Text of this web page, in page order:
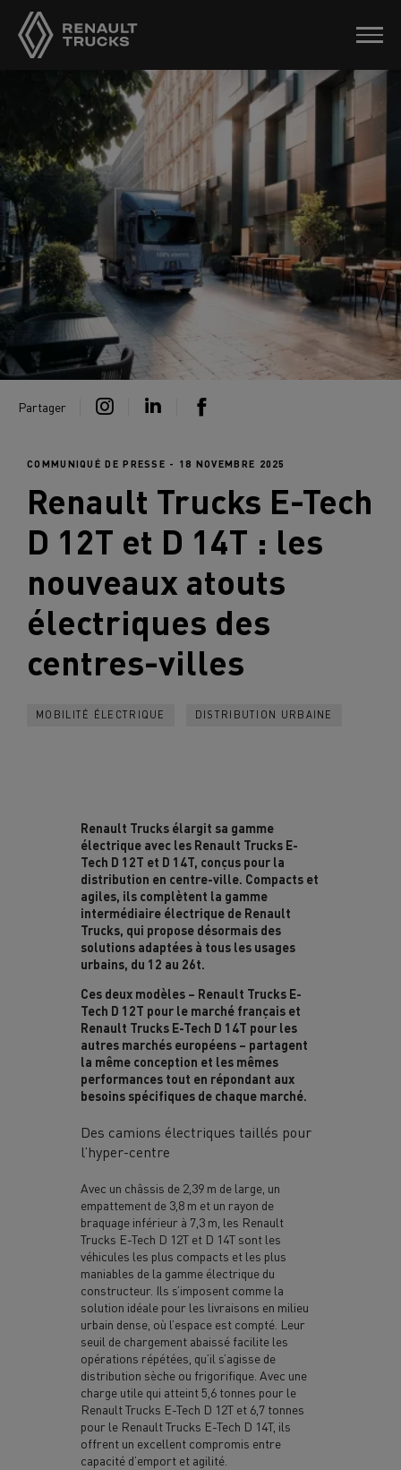
Partager
COMMUNIQUÉ DE PRESSE - 18 NOVEMBRE 2025
Renault Trucks E-Tech
D 12T et D 14T : les
nouveaux atouts
électriques des
centres-villes
MOBILITÉ ÉLECTRIQUE DISTRIBUTION URBAINE
Renault Trucks élargit sa gamme
électrique avec les Renault Trucks E-
Tech D 12T et D 14T, conçus pour la
distribution en centre-ville. Compacts et
agiles, ils complètent la gamme
intermédiaire électrique de Renault
Trucks, qui propose désormais des
solutions adaptées à tous les usages
urbains, du 12 au 26t.
Ces deux modèles – Renault Trucks E-
Tech D 12T pour le marché français et
Renault Trucks E-Tech D 14T pour les
autres marchés européens – partagent
la même conception et les mêmes
performances tout en répondant aux
besoins spécifiques de chaque marché.
Des camions électriques taillés pour
l’hyper-centre
Avec un châssis de 2,39 m de large, un
empattement de 3,8 m et un rayon de
braquage inférieur à 7,3 m, les Renault
Trucks E-Tech D 12T et D 14T sont les
véhicules les plus compacts et les plus
maniables de la gamme électrique du
constructeur. Ils s’imposent comme la
solution idéale pour les livraisons en milieu
urbain dense, où l’espace est compté. Leur
seuil de chargement abaissé facilite les
opérations répétées, qu’il s’agisse de
distribution sèche ou frigorifique. Avec une
charge utile qui atteint 5,6 tonnes pour le
Renault Trucks E-Tech D 12T et 6,7 tonnes
pour le Renault Trucks E-Tech D 14T, ils
offrent un excellent compromis entre
capacité d’emport et agilité.